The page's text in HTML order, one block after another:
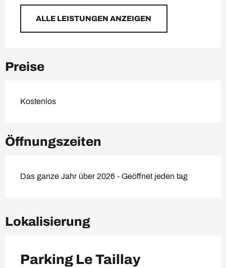
ALLE LEISTUNGEN ANZEIGEN
Preise
Kostenlos
Öffnungszeiten
Das ganze Jahr über 2026 - Geöffnet jeden tag
Lokalisierung
Parking Le Taillay